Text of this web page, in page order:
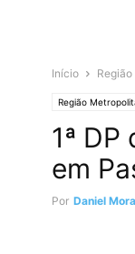
Início
Região
1ª
em
Por Daniel